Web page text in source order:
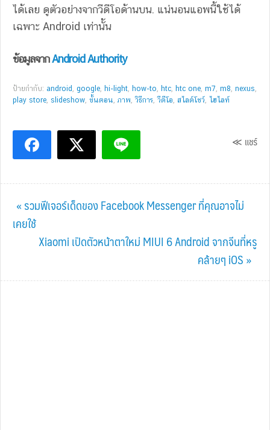
ได้เลย ดูตัวอย่างจากวีดีโอด้านบน. แน่นอนแอพนี้ใช้ได้
เฉพาะ Android เท่านั้น
ข้อมูลจากAndroid Authority
ป้ายกำกับ: android , google, hi-light, how-to, htc, htc one, m7, m8, nexus,
play store, slideshow, ขั้นตอน, ภาพ,วิธีการ,วีดีโอ, สไลด์โชว์, ไฮไลท์
≪ แชร์
Previous
Post:
« รวมฟีเจอร์เด็ดของ Facebook Messenger ที่คุณอาจไม่
เคยใช้
Next
Xiaomi เปิดตัวหน้าตาใหม่ MIUI 6 Android จากจีนที่หรู
คล้ายๆ iOS »